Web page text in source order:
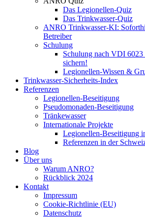
Das Legionellen-Quiz
Das Trinkwasser-Quiz
ANRO Trinkwasser-KI:
Betreiber
Schulung
Schulung nach VDI 6023
sichern!
Legionellen-Wissen &
Trinkwasser-Sicherheits-Index
Referenzen
Legionellen-Beseitigung​
Pseudomonaden-Beseitigung​
Tränkewasser
Internationale Projekte
Legionellen-Beseitigung
Referenzen in der
Blog
Über uns
Warum ANRO?
Rückblick 2024
Kontakt
Impressum
Cookie-Richtlinie (EU)
Datenschutz